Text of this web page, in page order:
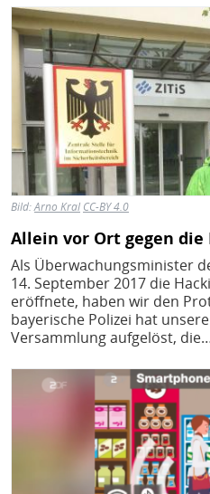
Bild
Bild:Arno Kral CC-BY 4.0
Allein vor Ort gegen die
Als Überwachungsminister
14. September 2017 die
eröffnete, haben wir den
bayerische Polizei hat
Versammlung aufgelöst,
Bild